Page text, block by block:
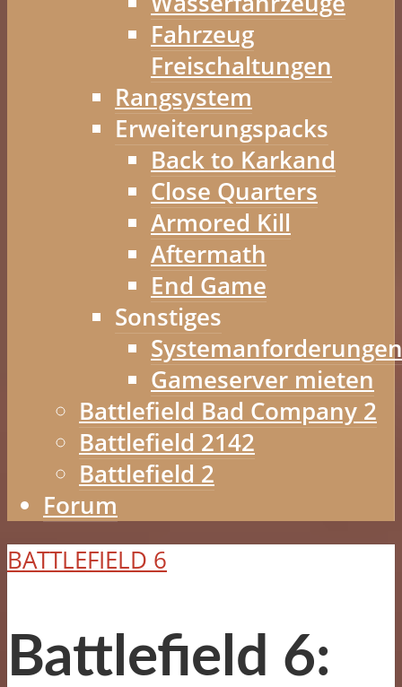
Fahrzeug
Freischaltungen
Rangsystem
Erweiterungspacks
Back to Karkand
Close Quarters
Armored Kill
Aftermath
End Game
Sonstiges
Systemanforderungen
Gameserver mieten
Battlefield Bad Company 2
Battlefield 2142
Battlefield 2
Forum
BATTLEFIELD 6
Battlefield 6: